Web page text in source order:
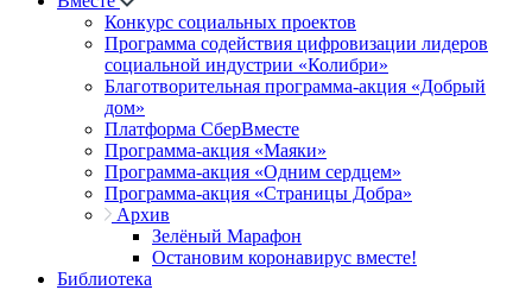
Конкурс социальных проектов
Программа содействия цифровизации лидеров
социальной индустрии «Колибри»
Благотворительная программа-акция «Добрый
дом»
Платформа СберВместе
Программа-акция «Маяки»
Программа-акция «Одним сердцем»
Программа-акция «Страницы Добра»
Архив
Зелёный Марафон
Остановим коронавирус вместе!
Библиотека